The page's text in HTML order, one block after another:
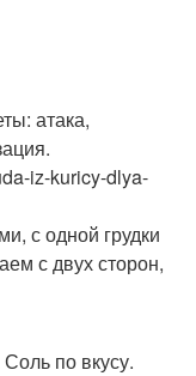
атака,
iz-kuricy-dlya-
с одной грудки
с двух сторон,
по вкусу.